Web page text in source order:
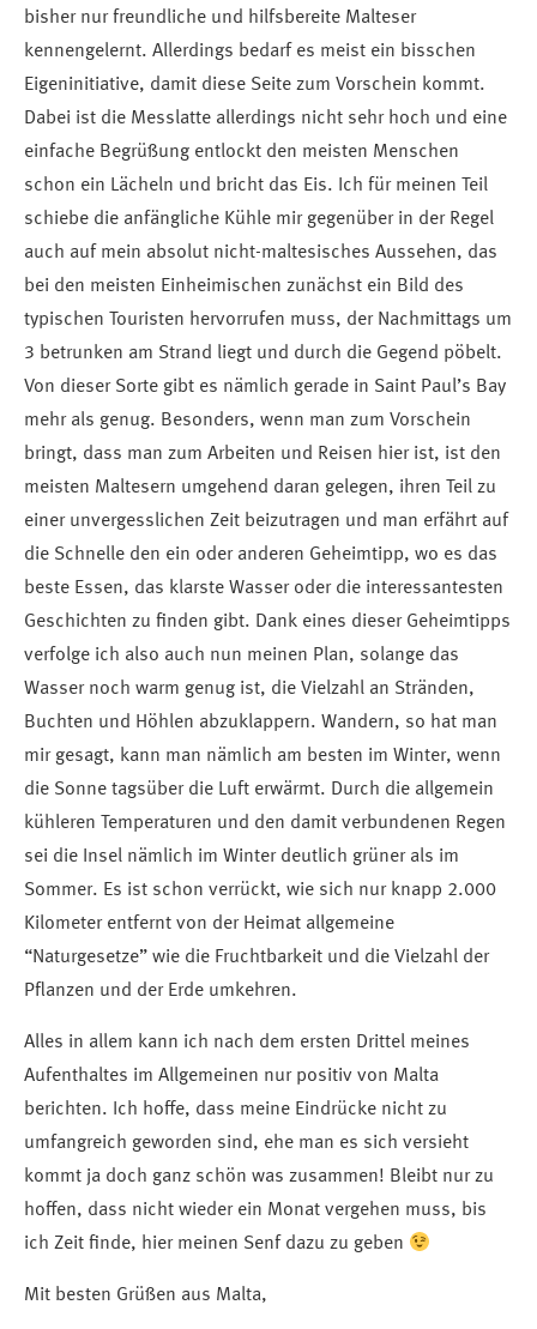
bisher nur freundliche und hilfsbereite Malteser
kennengelernt. Allerdings bedarf es meist ein bisschen
Eigeninitiative, damit diese Seite zum Vorschein kommt.
Dabei ist die Messlatte allerdings nicht sehr hoch und eine
einfache Begrüßung entlockt den meisten Menschen
schon ein Lächeln und bricht das Eis. Ich für meinen Teil
schiebe die anfängliche Kühle mir gegenüber in der Regel
auch auf mein absolut nicht-maltesisches Aussehen, das
bei den meisten Einheimischen zunächst ein Bild des
typischen Touristen hervorrufen muss, der Nachmittags um
3 betrunken am Strand liegt und durch die Gegend pöbelt.
Von dieser Sorte gibt es nämlich gerade in Saint Paul’s Bay
mehr als genug. Besonders, wenn man zum Vorschein
bringt, dass man zum Arbeiten und Reisen hier ist, ist den
meisten Maltesern umgehend daran gelegen, ihren Teil zu
einer unvergesslichen Zeit beizutragen und man erfährt auf
die Schnelle den ein oder anderen Geheimtipp, wo es das
beste Essen, das klarste Wasser oder die interessantesten
Geschichten zu finden gibt. Dank eines dieser Geheimtipps
verfolge ich also auch nun meinen Plan, solange das
Wasser noch warm genug ist, die Vielzahl an Stränden,
Buchten und Höhlen abzuklappern. Wandern, so hat man
mir gesagt, kann man nämlich am besten im Winter, wenn
die Sonne tagsüber die Luft erwärmt. Durch die allgemein
kühleren Temperaturen und den damit verbundenen Regen
sei die Insel nämlich im Winter deutlich grüner als im
Sommer. Es ist schon verrückt, wie sich nur knapp 2.000
Kilometer entfernt von der Heimat allgemeine
“Naturgesetze” wie die Fruchtbarkeit und die Vielzahl der
Pflanzen und der Erde umkehren.
Alles in allem kann ich nach dem ersten Drittel meines
Aufenthaltes im Allgemeinen nur positiv von Malta
berichten. Ich hoffe, dass meine Eindrücke nicht zu
umfangreich geworden sind, ehe man es sich versieht
kommt ja doch ganz schön was zusammen! Bleibt nur zu
hoffen, dass nicht wieder ein Monat vergehen muss, bis
ich Zeit finde, hier meinen Senf dazu zu geben
Mit besten Grüßen aus Malta,